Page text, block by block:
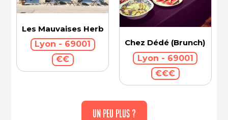
Les Mauvaises Herbes
Lyon - 69001
€€
Chez Dédé (Brunch)
Lyon - 69001
€€€
UN PEU PLUS ?